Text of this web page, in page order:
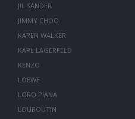
JIL SANDER
JIMMY CHOO
KAREN WALKER
KARL LAGERFELD
KENZO
LOEWE
LORO PIANA
LOUBOUTIN